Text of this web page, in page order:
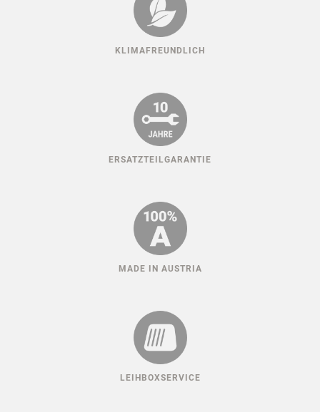
KLIMAFREUNDLICH
ERSATZTEILGARANTIE
MADE IN AUSTRIA
LEIHBOXSERVICE